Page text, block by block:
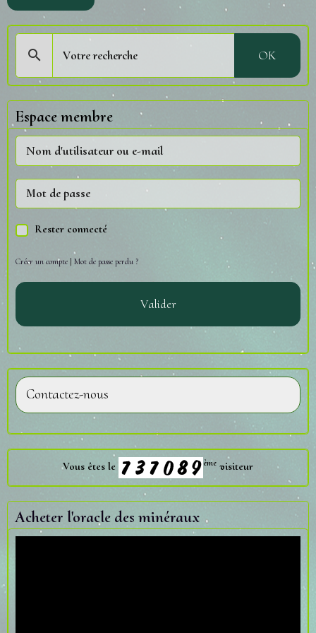
OK
Espace membre
Rester connecté
Créer un compte | Mot de passe perdu ?
Valider
Contactez-nous
Vous êtes le ème visiteur
Acheter l'oracle des minéraux